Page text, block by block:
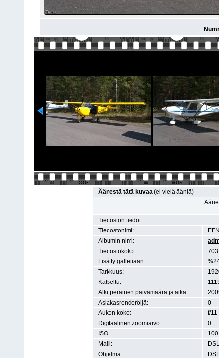
Äänestä tätä kuvaa (ei vielä ääniä)
Tiedoston tiedot
Tiedostonimi:
Albumin nimi:
Tiedostokoko:
703
Lisätty galleriaan:
Tarkkuus:
Katseltu:
Alkuperäinen päivämäärä ja aika:
Asiakasrenderöijä:
0
Aukon koko:
f/11
Digitaalinen zoomiarvo:
0
ISO:
100
Malli:
Ohjelma: